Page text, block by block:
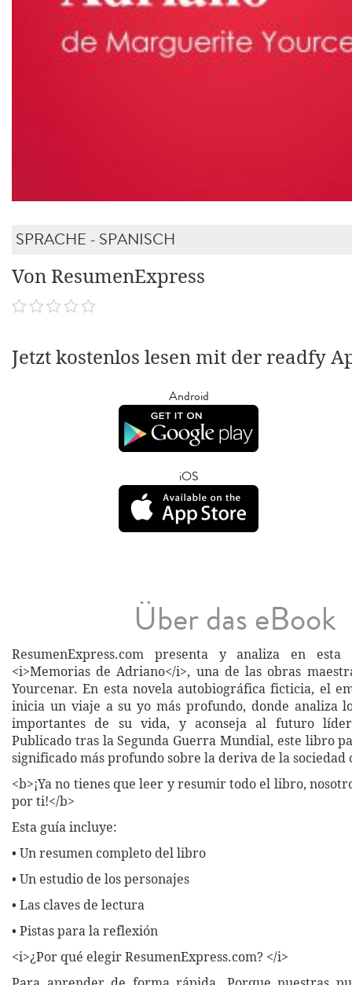
SPRACHE - SPANISCH
Von ResumenExpress
Jetzt kostenlos lesen mit der readfy
Android
iOS
Über das eBook
ResumenExpress.com presenta y analiza en
<i>Memorias de Adriano</i>, una de las obras
Yourcenar. En esta novela autobiográfica ficticia, el
inicia un viaje a su yo más profundo, donde analiza
importantes de su vida, y aconseja al futuro
Publicado tras la Segunda Guerra Mundial, este libro
significado más profundo sobre la deriva de la
<b>¡Ya no tienes que leer y resumir todo el libro,
por ti!</b>
Esta guía incluye:
• Un resumen completo del libro
• Un estudio de los personajes
• Las claves de lectura
• Pistas para la reflexión
<i>¿Por qué elegir ResumenExpress.com? </i>